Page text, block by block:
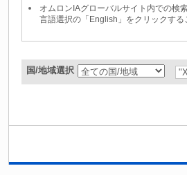
オムロンIAグローバルサイト内での検
言語選択の「English」をクリックする
国/地域選択